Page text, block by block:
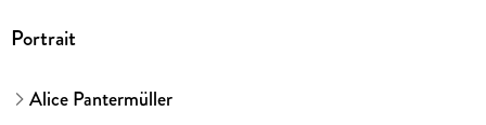
Portrait
Alice Pantermüller